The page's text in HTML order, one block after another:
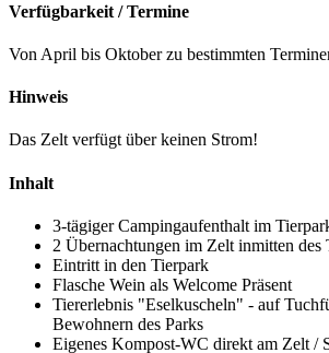
Verfügbarkeit / Termine
Von April bis Oktober zu bestimmten
Hinweis
Das Zelt verfügt über keinen Strom!
Inhalt
3-tägiger Campingaufenthalt im
2 Übernachtungen im Zelt inmitten des
Eintritt in den Tierpark
Flasche Wein als Welcome Präsent
Tiererlebnis "Eselkuscheln" - auf
Bewohnern des Parks
Eigenes Kompost-WC direkt am Zelt /